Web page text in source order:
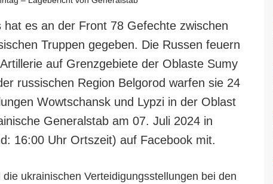
hat es an der Front 78 Gefechte zwischen
Truppen gegeben. Die Russen feuern
auf Grenzgebiete der Oblaste Sumy
russischen Region Belgorod warfen sie 24
Wowtschansk und Lypzi in der Oblast
Generalstab am 07. Juli 2024 in
16:00 Uhr Ortszeit) auf Facebook mit.
ukrainischen Verteidigungsstellungen bei den